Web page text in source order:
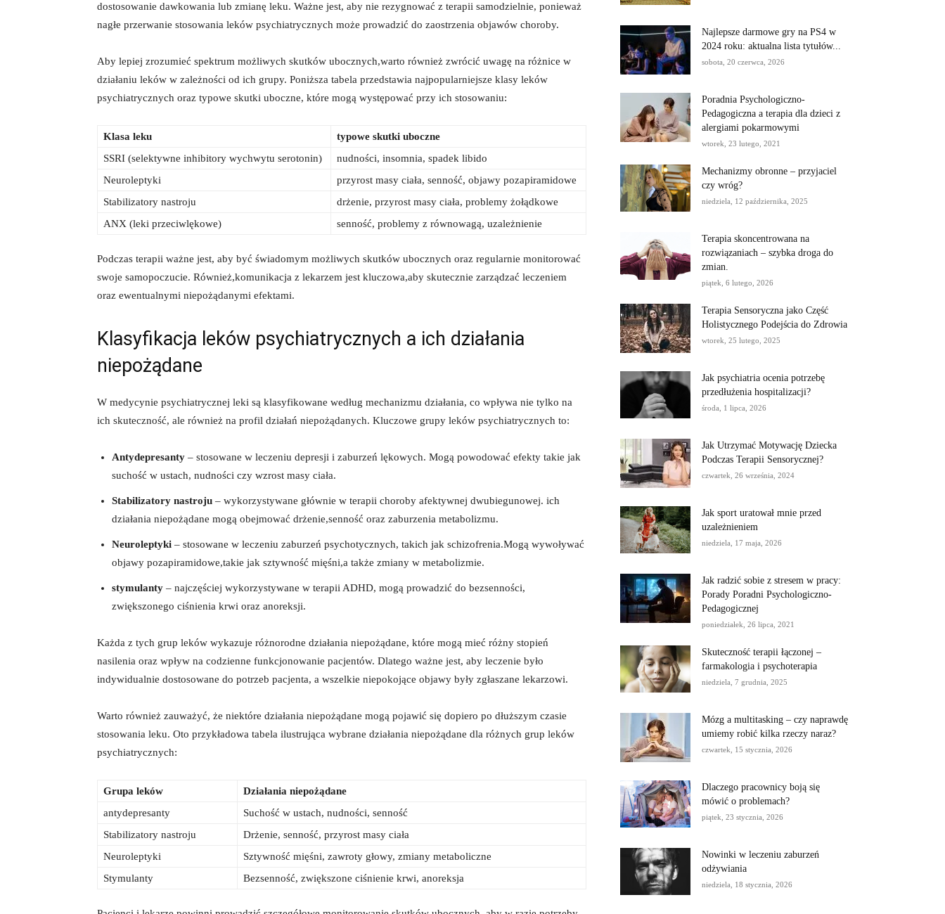
⁢dostosowanie dawkowania lub zmianę ⁢leku. Ważne ⁤jest, aby nie rezygnować z terapii samodzielnie, ponieważ
nagłe przerwanie stosowania leków ​psychiatrycznych⁣ może prowadzić do ‌zaostrzenia objawów choroby.
Aby lepiej zrozumieć spektrum możliwych skutków ubocznych,warto również ​zwrócić⁤ uwagę⁢ na​ różnice⁤ w
⁣działaniu leków ‌w zależności od ich grupy.⁢ Poniższa tabela przedstawia najpopularniejsze klasy leków
psychiatrycznych oraz ‍typowe ​skutki uboczne, które mogą ‍występować przy ich stosowaniu:
Klasa leku
typowe skutki uboczne
SSRI‌ (selektywne inhibitory wychwytu serotonin)
nudności, insomnia, spadek libido
Neuroleptyki
przyrost masy ciała, senność, objawy pozapiramidowe
Stabilizatory nastroju
drżenie, przyrost masy ciała, ​problemy żołądkowe
ANX (leki przeciwlękowe)
senność, problemy ⁤z równowagą,⁣ uzależnienie
Podczas terapii‌ ważne jest,​ aby ‌być świadomym możliwych skutków ubocznych oraz regularnie monitorować
swoje samopoczucie.⁤ Również,komunikacja z ⁢lekarzem jest kluczowa,aby skutecznie zarządzać leczeniem
oraz ewentualnymi niepożądanymi efektami.
Klasyfikacja leków psychiatrycznych a⁣ ich działania
niepożądane
W medycynie psychiatrycznej leki są⁢ klasyfikowane ‌według⁣ mechanizmu działania, co wpływa nie⁤ tylko‍ na
⁢ich skuteczność,⁤ ale również na profil działań ⁢niepożądanych. Kluczowe grupy leków ⁣psychiatrycznych to:
Antydepresanty – ⁢stosowane w leczeniu⁢ depresji⁤ i‍ zaburzeń lękowych. Mogą powodować efekty takie‌ jak
‌suchość w ⁢ustach, nudności czy wzrost masy ciała.
Stabilizatory nastroju – wykorzystywane głównie w terapii choroby afektywnej dwubiegunowej. ‍ich
działania niepożądane mogą obejmować drżenie,senność oraz zaburzenia⁤ metabolizmu.
Neuroleptyki – ⁣stosowane w leczeniu ⁤zaburzeń ‍psychotycznych, takich jak ‌schizofrenia.Mogą ‌wywoływać
⁢objawy pozapiramidowe,takie jak sztywność mięśni,a także zmiany w ‍metabolizmie.
stymulanty – ‍najczęściej ‌wykorzystywane w terapii ADHD,‍ mogą​ prowadzić do bezsenności,
zwiększonego ciśnienia‌ krwi‍ oraz anoreksji.
Każda ⁤z tych grup leków wykazuje różnorodne​ działania‌ niepożądane, które mogą⁢ mieć różny stopień
nasilenia oraz wpływ ‌na​ codzienne funkcjonowanie pacjentów. Dlatego ważne jest,‍ aby leczenie było
indywidualnie dostosowane‍ do potrzeb ⁤pacjenta, a ⁢wszelkie⁤ niepokojące⁣ objawy⁣ były zgłaszane⁤ lekarzowi.
Warto również zauważyć, ‌że‍ niektóre działania‍ niepożądane mogą pojawić się dopiero po dłuższym ⁤czasie
stosowania leku. Oto⁣ przykładowa tabela ilustrująca wybrane działania niepożądane dla różnych ⁢grup leków⁢
psychiatrycznych:
Grupa ‌leków
Działania⁤ niepożądane
antydepresanty
Suchość w ustach, ‍nudności, senność
Stabilizatory nastroju
Drżenie, senność, ⁢przyrost masy‍ ciała
Neuroleptyki
Sztywność‍ mięśni, zawroty głowy, zmiany metaboliczne
Stymulanty
Bezsenność, zwiększone ciśnienie krwi, anoreksja
Najlepsze darmowe gry na PS4 w
2024 roku: aktualna lista tytułów...
sobota, 20 czerwca, 2026
Poradnia Psychologiczno-
Pedagogiczna a terapia dla dzieci z
alergiami pokarmowymi
wtorek, 23 lutego, 2021
Mechanizmy obronne – przyjaciel
czy wróg?
niedziela, 12 października, 2025
Terapia skoncentrowana na
rozwiązaniach – szybka droga do
zmian.
piątek, 6 lutego, 2026
Terapia Sensoryczna jako Część
Holistycznego Podejścia do Zdrowia
wtorek, 25 lutego, 2025
Jak psychiatria ocenia potrzebę
przedłużenia hospitalizacji?
środa, 1 lipca, 2026
Jak Utrzymać Motywację Dziecka
Podczas Terapii Sensorycznej?
czwartek, 26 września, 2024
Jak sport uratował mnie przed
uzależnieniem
niedziela, 17 maja, 2026
Jak radzić sobie z stresem w pracy:
Porady Poradni Psychologiczno-
Pedagogicznej
poniedziałek, 26 lipca, 2021
Skuteczność terapii łączonej –
farmakologia i psychoterapia
niedziela, 7 grudnia, 2025
Mózg a multitasking – czy naprawdę
umiemy robić kilka rzeczy naraz?
czwartek, 15 stycznia, 2026
Dlaczego pracownicy boją się
mówić o problemach?
piątek, 23 stycznia, 2026
Nowinki w leczeniu zaburzeń
odżywiania
niedziela, 18 stycznia, 2026